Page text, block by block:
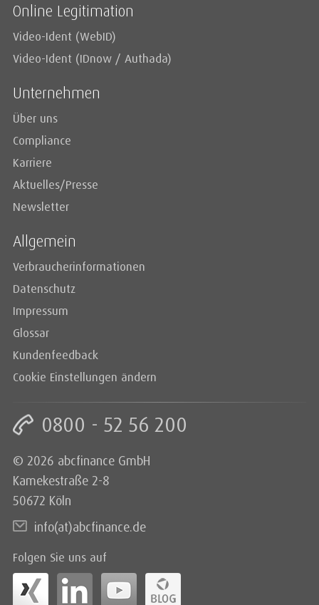
Online Legitimation
Video-Ident (WebID)
Video-Ident (IDnow / Authada)
Unternehmen
Über uns
Compliance
Karriere
Aktuelles/Presse
Newsletter
Allgemein
Verbraucherinformationen
Datenschutz
Impressum
Glossar
Kundenfeedback
Cookie Einstellungen ändern
0800 - 52 56 200
© 2026 abcfinance GmbH
Kamekestraße 2-8
50672 Köln
info(at)abcfinance.de
Folgen Sie uns auf